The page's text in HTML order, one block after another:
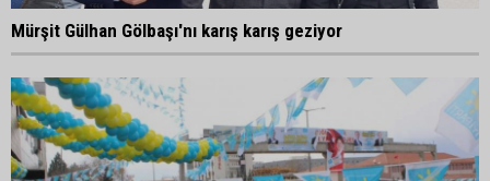
Mürşit Gülhan Gölbaşı'nı karış karış geziyor